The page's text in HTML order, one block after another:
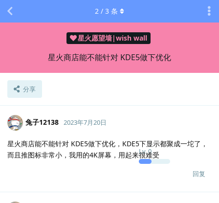
星火愿望墙|wish wall
星火商店能不能针对 KDE5做下优化
分享
2 / 3 条
兔子12138
Lv.0
2023年7月20日
星火商店能不能针对 KDE5做下优化，KDE5下显示都聚成一坨了，
而且推图标非常小，我用的4K屏幕，用起来很难受
回复